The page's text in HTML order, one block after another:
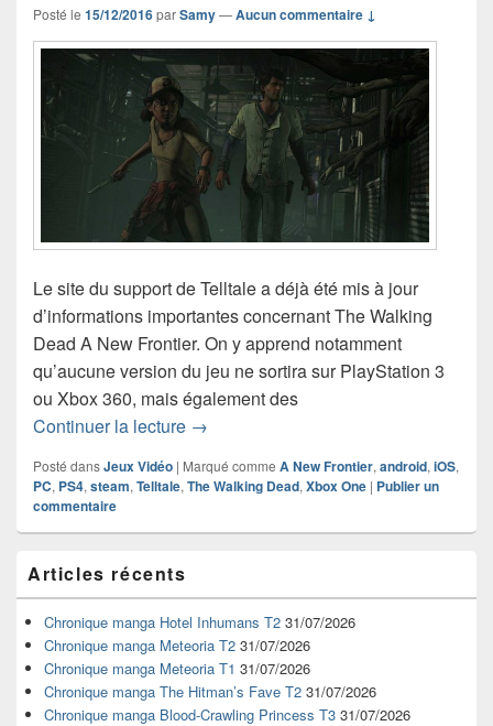
Posté le 15/12/2016parSamy—Aucun commentaire ↓
Le site du support de Telltale a déjà été mis à jour
d’informations importantes concernant The Walking
Dead A New Frontier. On y apprend notamment
qu’aucune version du jeu ne sortira sur PlayStation 3
ou Xbox 360, mais également des
Continuer la lecture Dates de sortie de The Walking
→
Posté dansJeux Vidéo | Marqué comme A New Frontier, android, iOS,
PC, PS4, steam, Telltale, The Walking Dead, Xbox One | Publier un
commentaire
principale
de
widget
pour
barre
latérale
Articles récents
Chronique manga Hotel Inhumans T2 31/07/2026
Chronique manga Meteoria T2 31/07/2026
Chronique manga Meteoria T1 31/07/2026
Chronique manga The Hitman’s Fave T2 31/07/2026
Chronique manga Blood-Crawling Princess T3 31/07/2026